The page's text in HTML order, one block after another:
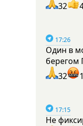
32
17:26
Один в
берегом
32
17:15
Не